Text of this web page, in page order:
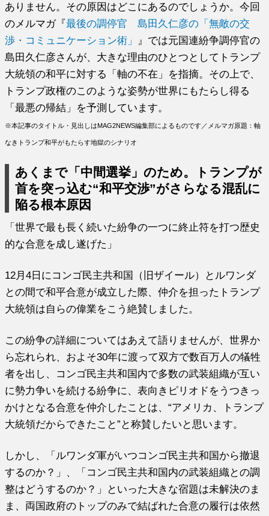
ありません。その原因はどこにあるのでしょうか。今回
のメルマガ『最後の調停官 島田久仁彦の「無敵の交
渉・コミュニケーション術」
』では元国連紛争調停官の
島田久仁彦さんが、大きな理由のひとつとしてトランプ
大統領の和平に対する「軸の不在」を指摘。その上で、
トランプ政権のこのような姿勢が世界にもたらし得る
「最悪の帰結」を予測しています。
※本記事のタイトル・見出しはMAG2NEWS編集部によるものです／メルマガ原題：軸
なきトランプ和平がもたらす地獄のシナリオ
あくまで「中間選挙」のため。トランプが
首を突っ込む“和平交渉”がさらなる混乱に
陥る根本原因
「世界で最も長く続いた紛争の一つに終止符を打つ歴史
的な合意を成し遂げた」
12月4日にコンゴ民主共和国（旧ザイール）とルワンダ
との間で和平合意が成立した際、仲介を担ったトランプ
大統領は自らの偉業をこう絶賛しました。
この紛争の詳細についてはあえて語りませんが、世界か
ら忘れられ、およそ30年に渡って双方で数百万人の犠牲
者を出し、コンゴ民主共和国内で多数の武装組織が互い
に勢力争いを続ける紛争に、表向きピリオドをうつきっ
かけとなる合意を仲介したことは、“アメリカ、トランプ
大統領だからできたこと”と称賛したいと思います。
しかし、「ルワンダ軍がいつコンゴ民主共和国から撤退
するのか？」、「コンゴ民主共和国内の武装組織との調
整はどうするのか？」といった大きな宿題は未解決のま
ま、両国政府のトップのみで結ばれた合意の履行は依然